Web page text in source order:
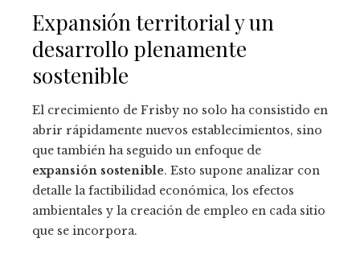
Expansión territorial y un
desarrollo plenamente
sostenible
El crecimiento de Frisby no solo ha consistido en
abrir rápidamente nuevos establecimientos, sino
que también ha seguido un enfoque de
expansión sostenible. Esto supone analizar con
detalle la factibilidad económica, los efectos
ambientales y la creación de empleo en cada sitio
que se incorpora.